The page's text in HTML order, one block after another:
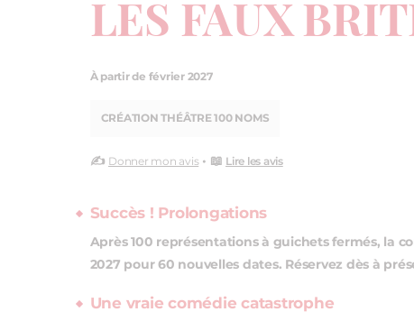
LES FAUX
À partir de février 2027
CRÉATION THÉÂTRE 100 NOMS
✍️ Donner mon avis• 📖 Lire les avis
Succès ! Prolongations
Après 100 représentations à guichets fermés, la
2027 pour 60 nouvelles dates. Réservez dès à
Une vraie comédie catastrophe